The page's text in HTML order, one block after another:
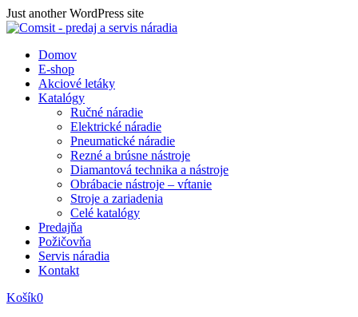
Skip
to
Just another WordPress site
Domov
E-shop
Akciové letáky
Katalógy
Ručné náradie
Elektrické náradie
Pneumatické náradie
Rezné a brúsne nástroje
Diamantová technika a nástroje
Obrábacie nástroje – vŕtanie
Stroje a zariadenia
Celé katalógy
Predajňa
Požičovňa
Servis náradia
Kontakt
Košík0